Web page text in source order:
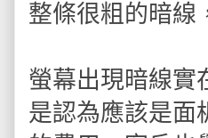
整條很粗的暗線
螢幕出現暗線實
是認為應該是面